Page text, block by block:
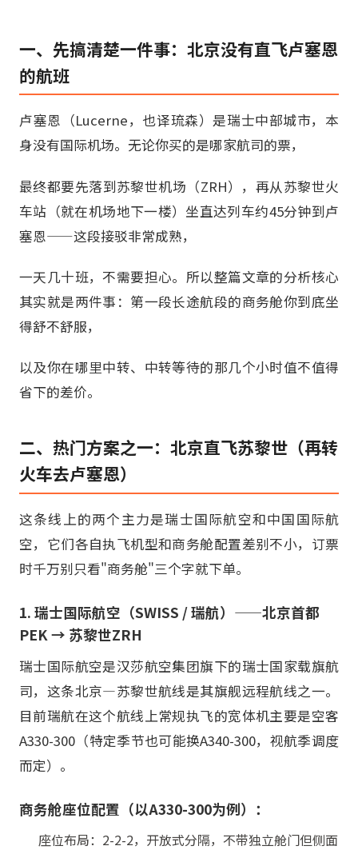
一、先搞清楚一件事：北京没有直飞卢塞恩
的航班
卢塞恩（Lucerne，也译琉森）是瑞士中部城市，本
身没有国际机场。无论你买的是哪家航司的票，
最终都要先落到苏黎世机场（ZRH），再从苏黎世火
车站（就在机场地下一楼）坐直达列车约45分钟到卢
塞恩——这段接驳非常成熟，
一天几十班，不需要担心。所以整篇文章的分析核心
其实就是两件事：第一段长途航段的商务舱你到底坐
得舒不舒服，
以及你在哪里中转、中转等待的那几个小时值不值得
省下的差价。
二、热门方案之一：北京直飞苏黎世（再转
火车去卢塞恩）
这条线上的两个主力是瑞士国际航空和中国国际航
空，它们各自执飞机型和商务舱配置差别不小，订票
时千万别只看"商务舱"三个字就下单。
1. 瑞士国际航空（SWISS / 瑞航）——北京首都
PEK → 苏黎世ZRH
瑞士国际航空是汉莎航空集团旗下的瑞士国家载旗航
司，这条北京—苏黎世航线是其旗舰远程航线之一。
目前瑞航在这个航线上常规执飞的宽体机主要是空客
A330-300（特定季节也可能换A340-300，视航季调度
而定）。
商务舱座位配置（以A330-300为例）：
座位布局：2-2-2，开放式分隔，不带独立舱门但侧面